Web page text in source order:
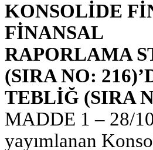
KONSOLİDE
FİNANSAL
RAPORLAMA
(SIRA NO:
TEBLİĞ (SIRA
MADDE 1 – 28/
yayımlanan